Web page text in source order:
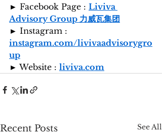
► Facebook Page : Liviva
Advisory Group 力威瓦集团
► Instagram :
instagram.com/livivaadvisorygro
up
► Website : liviva.com
Recent Posts See All